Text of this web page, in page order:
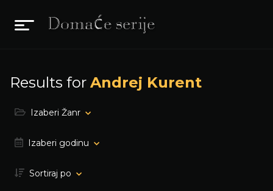
Results for Andrej Kurent
Izaberi Žanr
Izaberi godinu
Sortiraj po